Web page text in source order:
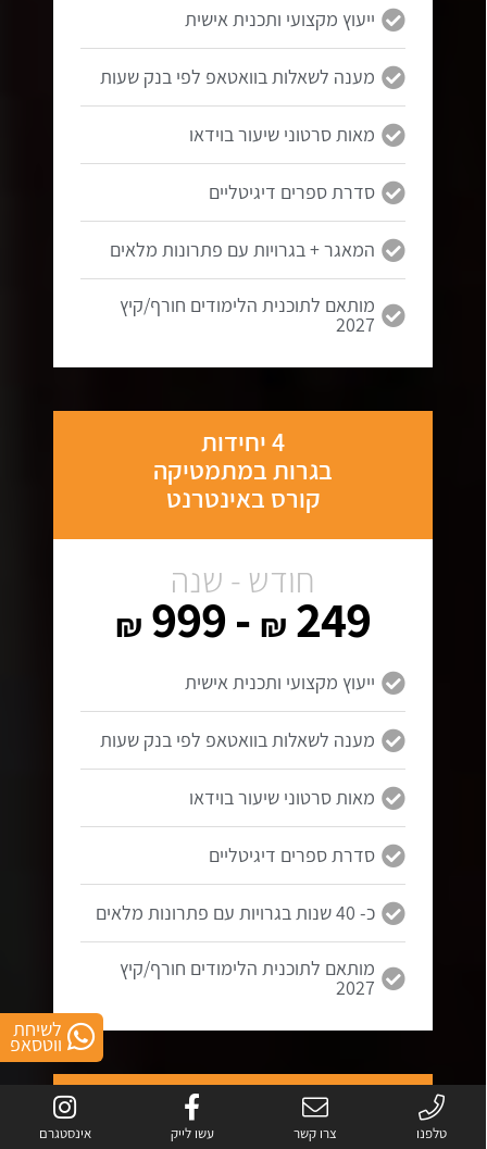
ייעוץ מקצועי ותכנית אישית
מענה לשאלות בוואטאפ לפי בנק שעות
מאות סרטוני שיעור בוידאו
סדרת ספרים דיגיטליים
המאגר + בגרויות עם פתרונות מלאים
מותאם לתוכנית הלימודים חורף/קיץ
2027
4 יחידות
בגרות במתמטיקה
קורס באינטרנט
חודש - שנה
249
₪
- 999
₪
ייעוץ מקצועי ותכנית אישית
מענה לשאלות בוואטאפ לפי בנק שעות
מאות סרטוני שיעור בוידאו
סדרת ספרים דיגיטליים
כ- 40 שנות בגרויות עם פתרונות מלאים
מותאם לתוכנית הלימודים חורף/קיץ
2027
בגרות במתמטיקה
לשיחת
ווטסאפ
טלפנו צרו קשר עשו לייק אינסטגרם